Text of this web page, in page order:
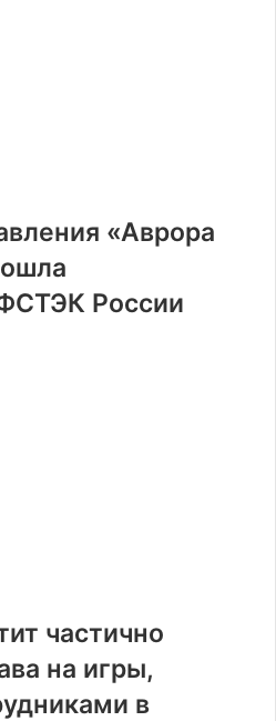
«Аврора
России
частично
на игры,
в